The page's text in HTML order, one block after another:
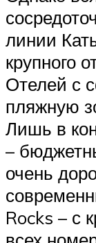
линии
крупного
Отелей с
пляжную
Лишь в
–
очень
Rocks – с